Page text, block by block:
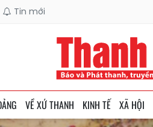
Tin mới
VỀ XỨ THANH KINH TẾ XÃ HỘI